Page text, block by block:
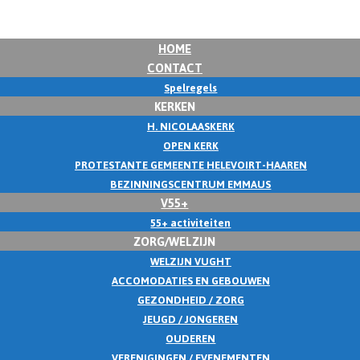
HOME
CONTACT
Spelregels
KERKEN
H. NICOLAASKERK
OPEN KERK
PROTESTANTE GEMEENTE HELEVOIRT-HAAREN
BEZINNINGSCENTRUM EMMAUS
V55+
55+ activiteiten
ZORG/WELZIJN
WELZIJN VUGHT
ACCOMODATIES EN GEBOUWEN
GEZONDHEID / ZORG
JEUGD / JONGEREN
OUDEREN